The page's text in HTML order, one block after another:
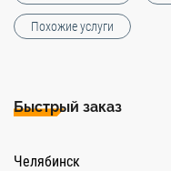
Похожие услуги
Быстрый заказ
Челябинск